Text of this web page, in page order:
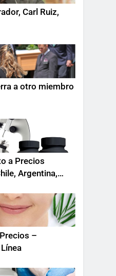
Carl Ruiz,
a otro miembro
a Precios
Argentina,
Costa Rica y
–